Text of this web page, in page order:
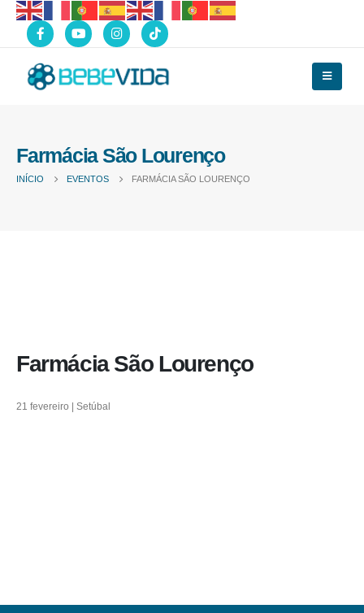
Farmácia São Lourenço
INÍCIO EVENTOS FARMÁCIA SÃO LOURENÇO
Farmácia São Lourenço
21 fevereiro | Setúbal